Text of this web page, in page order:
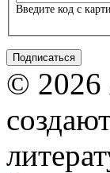
Введите код с
© 2026